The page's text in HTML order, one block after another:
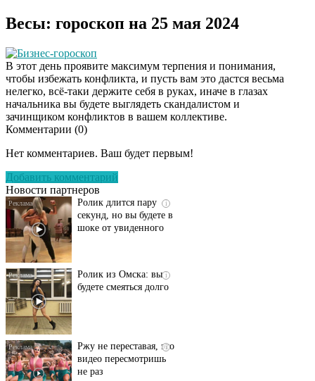
Весы: гороскоп на 25 мая 2024
Бизнес-гороскоп
В этот день проявите максимум терпения и понимания,
чтобы избежать конфликта, и пусть вам это дастся весьма
нелегко, всё-таки держите себя в руках, иначе в глазах
начальника вы будете выглядеть скандалистом и
зачинщиком конфликтов в вашем коллективе.
Комментарии (0)
Нет комментариев. Ваш будет первым!
Добавить комментарий
Новости партнеров
Этот танец невесты
Пересмотрела 10 раз
i
Ролик длится пару
секунд, но вы будете в
шоке от увиденного
i
Ролик из Омска: вы
будете смеяться долго
i
Ржу не переставая, это
видео пересмотришь
не раз